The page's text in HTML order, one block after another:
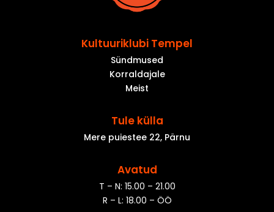
Kultuuriklubi Tempel
Sündmused
Korraldajale
Meist
Tule külla
Mere puiestee 22, Pärnu
Avatud
T – N: 15.00 – 21.00
R – L: 18.00 – ÖÖ